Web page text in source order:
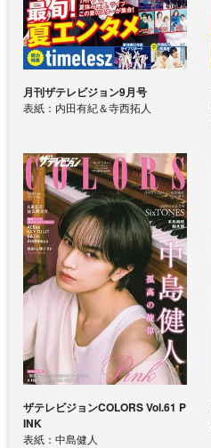
月刊ザテレビジョン9月号
表紙：内田有紀＆寺西拓人
ザテレビジョンCOLORS Vol.61 P
INK
表紙：中島健人